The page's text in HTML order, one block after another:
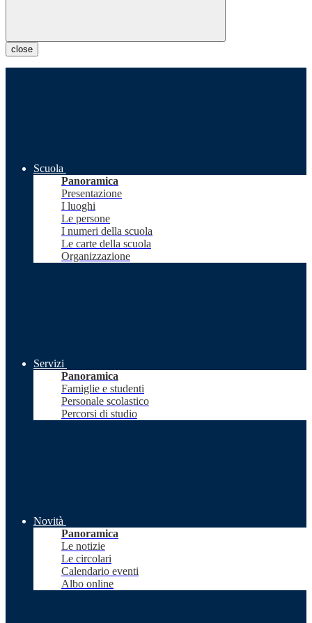
close
Scuola
Panoramica
Presentazione
I luoghi
Le persone
I numeri della scuola
Le carte della scuola
Organizzazione
Servizi
Panoramica
Famiglie e studenti
Personale scolastico
Percorsi di studio
Novità
Panoramica
Le notizie
Le circolari
Calendario eventi
Albo online